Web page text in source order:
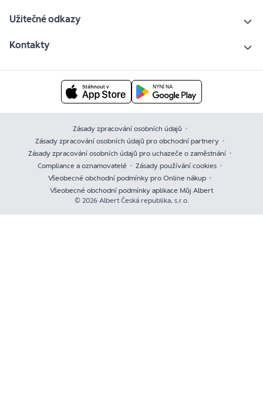
Užitečné odkazy
Kontakty
Zásady zpracování osobních údajů
Zásady zpracování osobních údajů pro obchodní partnery
Zásady zpracování osobních údajů pro uchazeče o zaměstnání
Compliance a oznamovatelé
Zásady používání cookies
Všeobecné obchodní podmínky pro Online nákup
Všeobecné obchodní podmínky aplikace Můj Albert
© 2026 Albert Česká republika, s.r.o.